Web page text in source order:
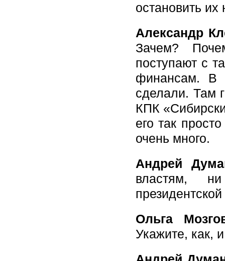
остановить
Александр
Зачем?
поступают с
финансам. В
сделали. Там
КПК
его так
очень много.
Андрей
властям,
Ольга
Укажите, как,